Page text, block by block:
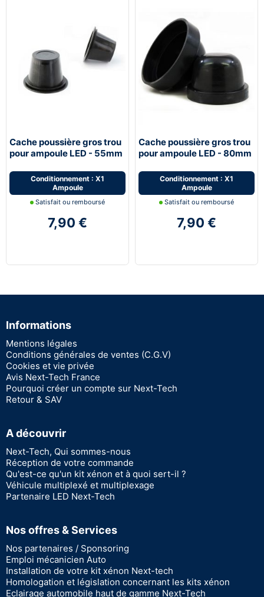
Cache poussière gros trou
pour ampoule LED - 55mm
Conditionnement : X1
Ampoule
Satisfait ou remboursé
7,90 €
Cache poussière gros trou
pour ampoule LED - 80mm
Conditionnement : X1
Ampoule
Satisfait ou remboursé
7,90 €
Informations
Mentions légales
Conditions générales de ventes (C.G.V)
Cookies et vie privée
Avis Next-Tech France
Pourquoi créer un compte sur Next-Tech
Retour & SAV
A découvrir
Next-Tech, Qui sommes-nous
Réception de votre commande
Qu'est-ce qu'un kit xénon et à quoi sert-il ?
Véhicule multiplexé et multiplexage
Partenaire LED Next-Tech
Nos offres & Services
Nos partenaires / Sponsoring
Emploi mécanicien Auto
Installation de votre kit xénon Next-tech
Homologation et législation concernant les kits xénon
Eclairage automobile haut de gamme Next-Tech